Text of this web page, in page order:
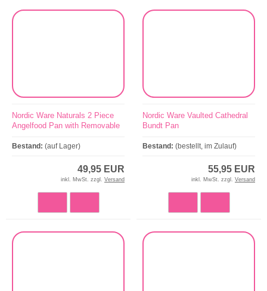
Nordic Ware Naturals 2 Piece
Angelfood Pan with Removable
Bestand: (auf Lager)
49,95 EUR
inkl. MwSt. zzgl. Versand
Nordic Ware Vaulted Cathedral
Bundt Pan
Bestand: (bestellt, im Zulauf)
55,95 EUR
inkl. MwSt. zzgl. Versand